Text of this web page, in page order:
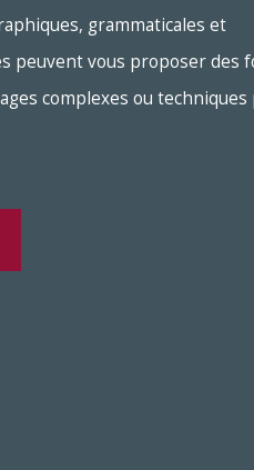
grammaticales et
peuvent vous proposer des
complexes ou techniques